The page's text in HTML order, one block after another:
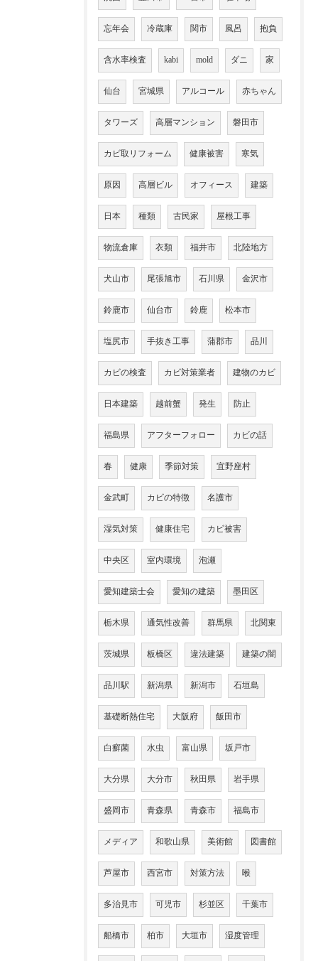
忘年会 冷蔵庫 関市 風呂 抱負
含水率検査 kabi mold ダニ 家
仙台 宮城県 アルコール 赤ちゃん
タワーズ 高層マンション 磐田市
カビ取リフォーム 健康被害 寒気
原因 高層ビル オフィース 建築
日本 種類 古民家 屋根工事
物流倉庫 衣類 福井市 北陸地方
犬山市 尾張旭市 石川県 金沢市
鈴鹿市 仙台市 鈴鹿 松本市
塩尻市 手抜き工事 蒲郡市 品川
カビの検査 カビ対策業者 建物のカビ
日本建築 越前蟹 発生 防止
福島県 アフターフォロー カビの話
春 健康 季節対策 宜野座村
金武町 カビの特徴 名護市
湿気対策 健康住宅 カビ被害
中央区 室内環境 泡瀬
愛知建築士会 愛知の建築 墨田区
栃木県 通気性改善 群馬県 北関東
茨城県 板橋区 違法建築 建築の闇
品川駅 新潟県 新潟市 石垣島
基礎断熱住宅 大阪府 飯田市
白癬菌 水虫 富山県 坂戸市
大分県 大分市 秋田県 岩手県
盛岡市 青森県 青森市 福島市
メディア 和歌山県 美術館 図書館
芦屋市 西宮市 対策方法 喉
多治見市 可児市 杉並区 千葉市
船橋市 柏市 大垣市 湿度管理